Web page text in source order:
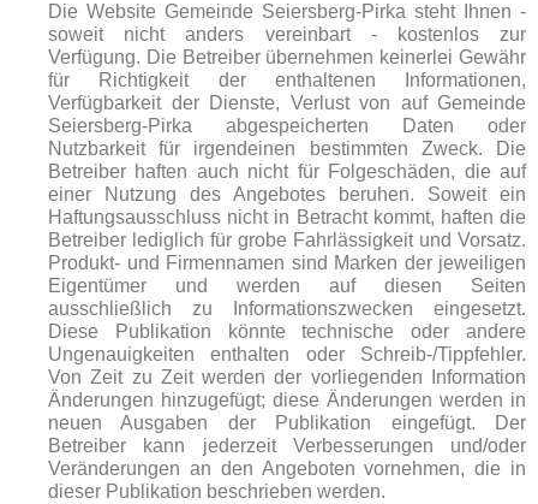
Die Website Gemeinde Seiersberg-Pirka steht Ihnen -
soweit nicht anders vereinbart - kostenlos zur
Verfügung. Die Betreiber übernehmen keinerlei Gewähr
für Richtigkeit der enthaltenen Informationen,
Verfügbarkeit der Dienste, Verlust von auf Gemeinde
Seiersberg-Pirka abgespeicherten Daten oder
Nutzbarkeit für irgendeinen bestimmten Zweck. Die
Betreiber haften auch nicht für Folgeschäden, die auf
einer Nutzung des Angebotes beruhen. Soweit ein
Haftungsausschluss nicht in Betracht kommt, haften die
Betreiber lediglich für grobe Fahrlässigkeit und Vorsatz.
Produkt- und Firmennamen sind Marken der jeweiligen
Eigentümer und werden auf diesen Seiten
ausschließlich zu Informationszwecken eingesetzt.
Diese Publikation könnte technische oder andere
Ungenauigkeiten enthalten oder Schreib-/Tippfehler.
Von Zeit zu Zeit werden der vorliegenden Information
Änderungen hinzugefügt; diese Änderungen werden in
neuen Ausgaben der Publikation eingefügt. Der
Betreiber kann jederzeit Verbesserungen und/oder
Veränderungen an den Angeboten vornehmen, die in
dieser Publikation beschrieben werden.